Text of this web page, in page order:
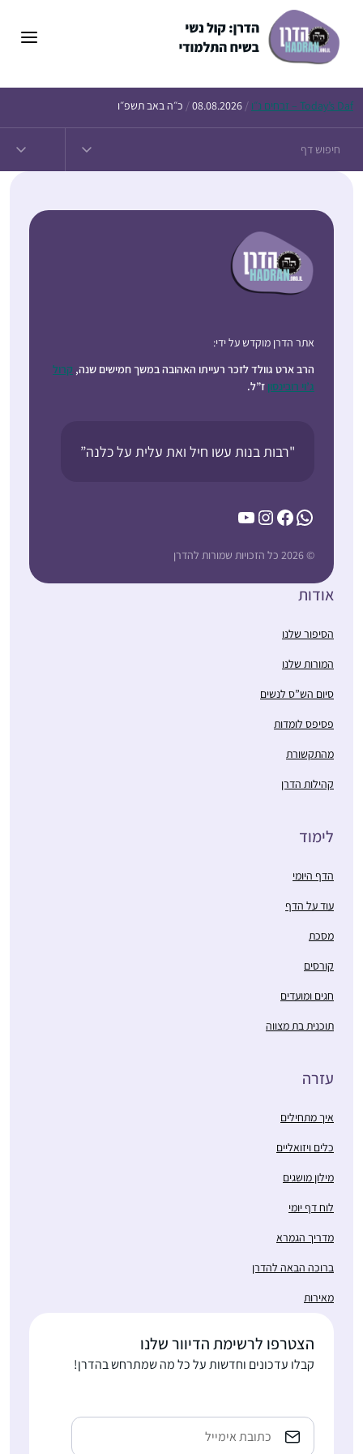
Today’s Daf – זבחים נ״ו /
08.08.2026
/ כ״ה באב תשפ״ו
אתר הדרן מוקדש על ידי:
הרב ארט גוולד לזכר רעייתו האהובה במשך חמישים שנה, קרול
ג’וי רובינסון ז”ל.
"רבות בנות עשו חיל ואת עלית על כלנה”
WhatsApp
Facebook
Instagram
YouTube
© 2026 כל הזכויות שמורות להדרן
אודות
הסיפור שלנו
המורות שלנו
סיום הש”ס לנשים
פסיפס לומדות
מהתקשורת
קהילות הדרן
לימוד
הדף היומי
עוד על הדף
מסכת
קורסים
חגים ומועדים
תוכנית בת מצווה
עזרה
איך מתחילים
כלים ויזואליים
מילון מושגים
לוח דף יומי
מדריך הגמרא
ברוכה הבאה להדרן
מאירות
הצטרפו לרשימת הדיוור שלנו
קבלו עדכונים וחדשות על כל מה שמתרחש בהדרן!
Email